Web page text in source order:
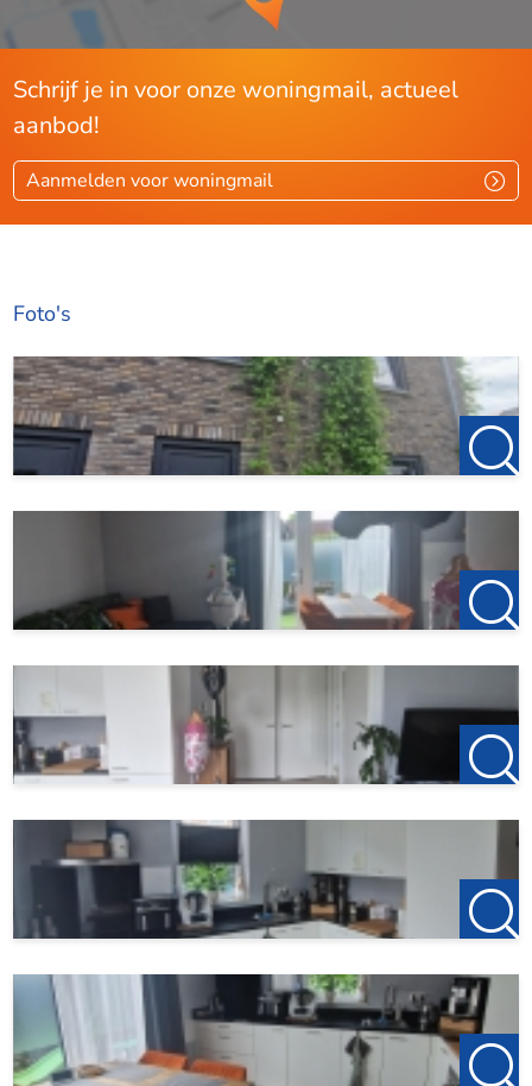
Schrijf je in voor onze woningmail, actueel
aanbod!
Aanmelden voor woningmail
Foto's